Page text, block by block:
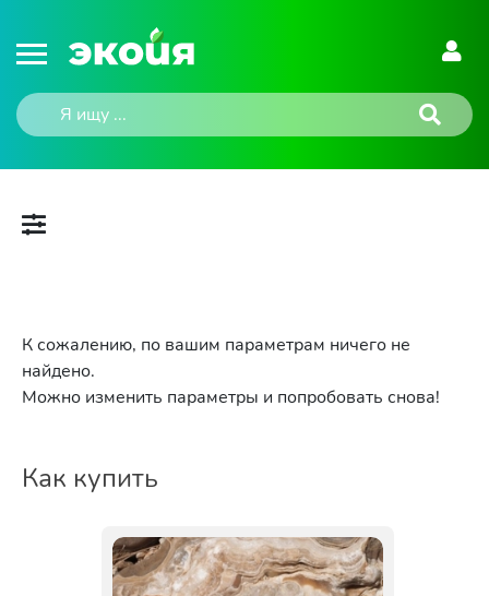
К сожалению, по вашим параметрам ничего не
найдено.
Можно изменить параметры и попробовать снова!
Как купить